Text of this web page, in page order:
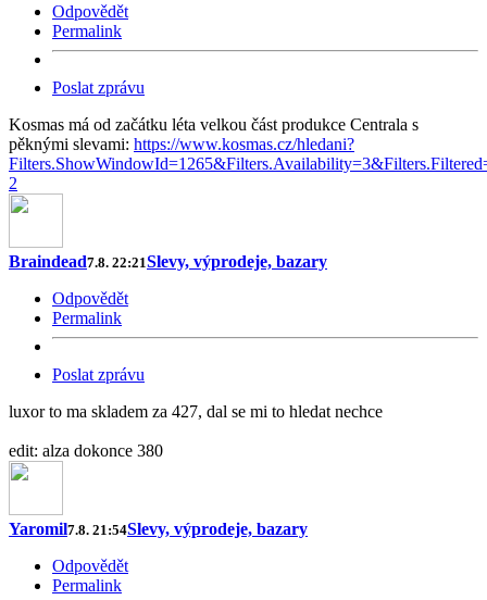
Odpovědět
Permalink
Poslat zprávu
Kosmas má od začátku léta velkou část produkce Centrala s
pěknými slevami: https://www.kosmas.cz/hledani?
2
Braindead7.8. 22:21Slevy, výprodeje, bazary
Odpovědět
Permalink
Poslat zprávu
luxor to ma skladem za 427, dal se mi to hledat nechce
edit: alza dokonce 380
Yaromil7.8. 21:54Slevy, výprodeje, bazary
Odpovědět
Permalink